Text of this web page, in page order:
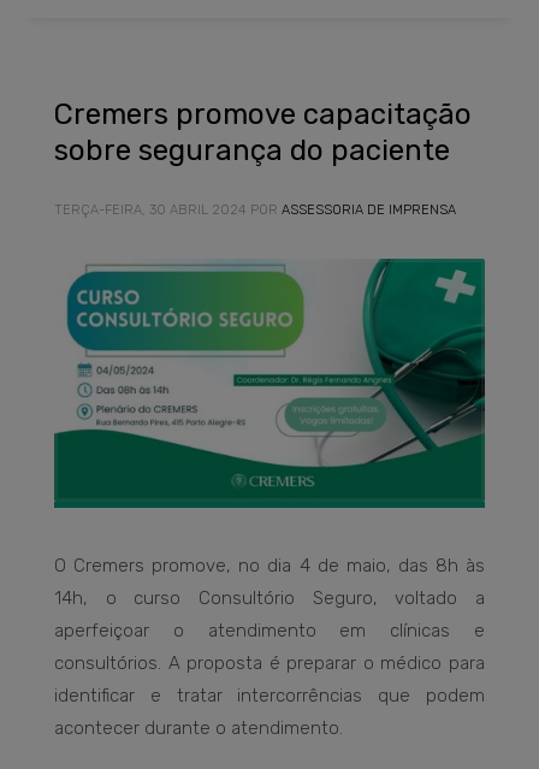
Cremers promove capacitação
sobre segurança do paciente
TERÇA-FEIRA, 30 ABRIL 2024 POR ASSESSORIA DE IMPRENSA
O Cremers promove, no dia 4 de maio, das 8h às
14h, o curso Consultório Seguro, voltado a
aperfeiçoar o atendimento em clínicas e
consultórios. A proposta é preparar o médico para
identificar e tratar intercorrências que podem
acontecer durante o atendimento.